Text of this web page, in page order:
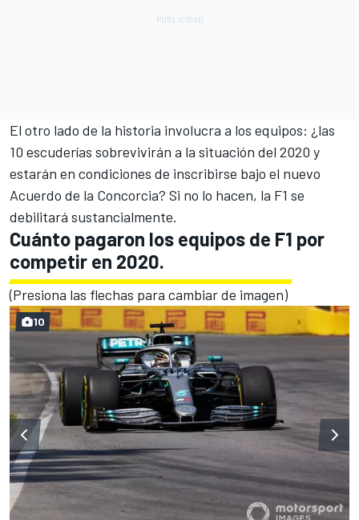
El otro lado de la historia involucra a los equipos: ¿las
10 escuderías sobrevivirán a la situación del 2020 y
estarán en condiciones de inscribirse bajo el nuevo
Acuerdo de la Concorcia? Si no lo hacen, la F1 se
debilitará sustancialmente.
Cuánto pagaron los equipos de F1 por
competir en 2020.
(Presiona las flechas para cambiar de imagen)
10